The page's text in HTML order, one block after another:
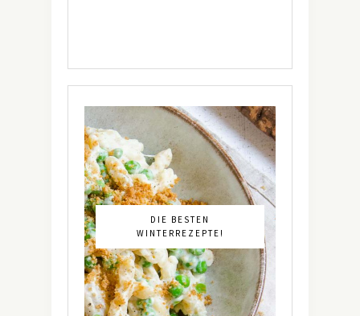
DIE BESTEN
WINTERREZEPTE!